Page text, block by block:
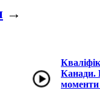
→
Канади.